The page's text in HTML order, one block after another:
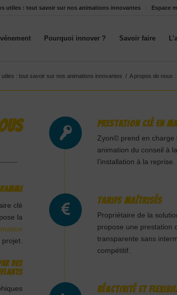
utiles : tout savoir sur nos animations innovantes Espace
Pourquoi innover ? Savoir faire
utiles : tout savoir sur nos animations innovantes / A propos de nous
clé
la
des
PRESTATION CLÉ EN
Zyon© prend en charge
animation du conseil à
l’installation à la
TARIFS MAÎTRISÉS
Propriétaire de la
propose une prestation
transparente sans
compétitif.
RÉACTIVITÉ ET